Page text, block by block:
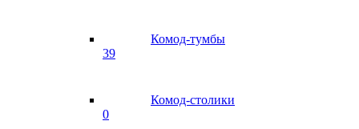
Комод-тумбы
39
Комод-столики
0